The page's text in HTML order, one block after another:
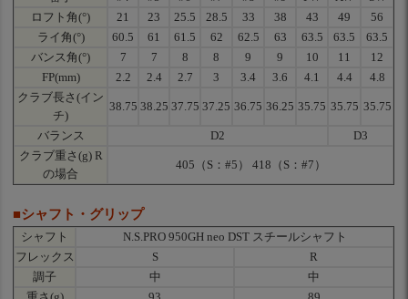
ロフト角(°)
21 23 25.5 28.5 33 38 43 49
56
ライ角(°)
60.5 61 61.5 62 62.5 63 63.5 63.5
63.5
バンス角(°)
7 7 8 8 9 9 10 11
12
FP(mm)
2.2 2.4 2.7 3 3.4 3.6 4.1 4.4
4.8
クラブ長さ(イン
チ)
38.75 38.25 37.75 37.25 36.75 36.25 35.75 35.75 35.75
バランス D2
D3
クラブ重さ(g) R
の場合
405（S：#5） 418（S：#7）
■シャフト・グリップ
シャフト
N.S.PRO 950GH neo DST スチールシャフト
フレックス
S
R
調子
中
中